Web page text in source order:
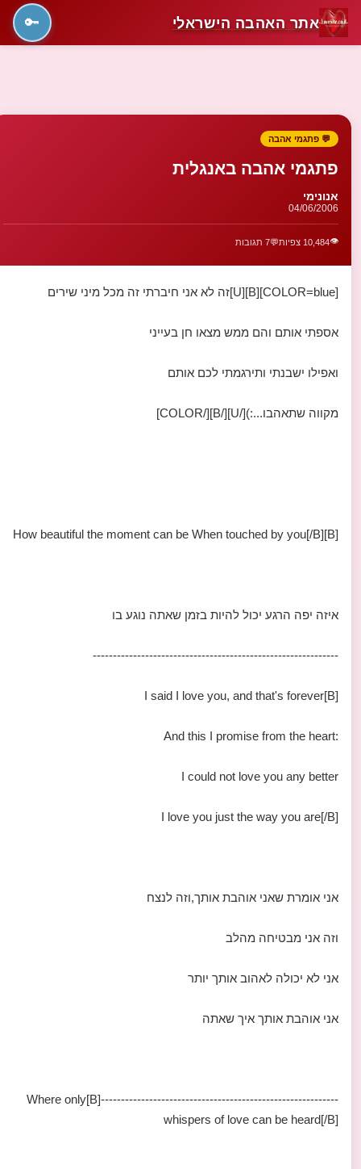
אתר האהבה הישראלי 🔑
💬 פתגמי אהבה
פתגמי אהבה באנגלית
אנונימי
04/06/2006
👁️10,484 צפיות 💬7 תגובות
[COLOR=blue][B][U]זה לא אני חיברתי זה מכל מיני שירים
אספתי אותם והם ממש מצאו חן בעייני
ואפילו ישבנתי ותירגמתי לכם אותם
מקווה שתאהבו...:)[/U][/B][/COLOR]
[B]How beautiful the moment can be When touched by you[/B]
איזה יפה הרגע יכול להיות בזמן שאתה נוגע בו
-------------------------------------------------------------
[B]I said I love you, and that's forever
:And this I promise from the heart
I could not love you any better
I love you just the way you are[/B]
אני אומרת שאני אוהבת אותך,וזה לנצח
וזה אני מבטיחה מהלב
אני לא יכולה לאהוב אותך יותר
אני אוהבת אותך איך שאתה
-----------------------------------------------------------[B]Where only
whispers of love can be heard[/B]